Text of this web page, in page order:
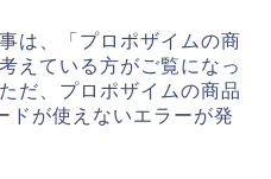
は、「プロポザイムの商
えている方がご覧になっ
だ、プロポザイムの商品
が使えないエラーが発